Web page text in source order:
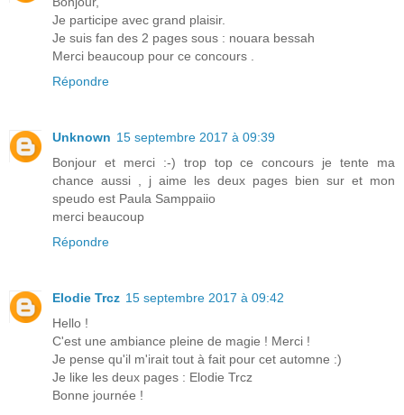
Je participe avec grand plaisir.
Je suis fan des 2 pages sous : nouara bessah
Merci beaucoup pour ce concours .
Répondre
Unknown 15 septembre 2017 à 09:39
Bonjour et merci :-) trop top ce concours je tente ma
chance aussi , j aime les deux pages bien sur et mon
speudo est Paula Samppaiio
merci beaucoup
Répondre
Elodie Trcz 15 septembre 2017 à 09:42
Hello !
C'est une ambiance pleine de magie ! Merci !
Je pense qu'il m'irait tout à fait pour cet automne :)
Je like les deux pages : Elodie Trcz
Bonne journée !